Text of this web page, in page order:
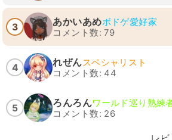
3 あかいあめボドゲ愛好家
コメント数: 79
4 れぜんスペシャリスト
コメント数: 44
5 ろんろんワールド巡り熟練
コメント数: 26